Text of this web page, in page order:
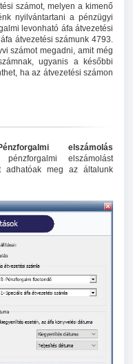
számot, melyen a kimenő
nyilvántartani a pénzügyi
levonható áfa átvezetési
átvezetési számunk 4793.
számot megadni, amit még
ugyanis a későbbi
ha az átvezetési számon
Pénzforgalmi elszámolás
elszámolást
adhatóak meg az általunk